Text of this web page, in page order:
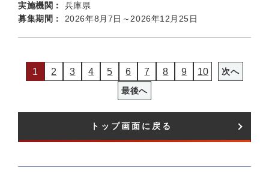
実施機関：
兵庫県
募集期間：
2026年8月7日～2026年12月25日
1 2 3 4 5 6 7 8 9 10
次へ
最後へ
トップ画面に戻る